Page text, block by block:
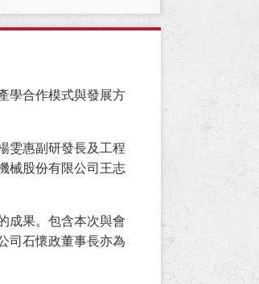
學合作模式與發展方
雯惠副研發長及工程
械股份有限公司王志
成果。包含本次與會
司石懷政董事長亦為